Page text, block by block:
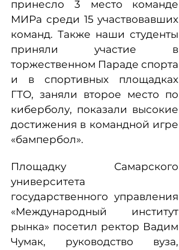
принесло 3 место команде
МИРа среди 15 участвовавших
команд. Также наши студенты
приняли участие в
торжественном Параде спорта
и в спортивных площадках
ГТО, заняли второе место по
киберболу, показали высокие
достижения в командной игре
«бампербол».
Площадку Самарского
университета
государственного управления
«Международный институт
рынка» посетил ректор Вадим
Чумак, руководство вуза,